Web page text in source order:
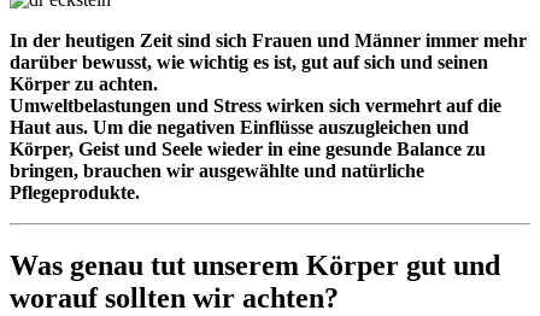
In der heutigen Zeit sind sich Frauen und Männer immer mehr
darüber bewusst, wie wichtig es ist, gut auf sich und seinen
Körper zu achten.
Umweltbelastungen und Stress wirken sich vermehrt auf die
Haut aus. Um die negativen Einflüsse auszugleichen und
Körper, Geist und Seele wieder in eine gesunde Balance zu
bringen, brauchen wir ausgewählte und natürliche
Pflegeprodukte.
Was genau tut unserem Körper gut und
worauf sollten wir achten?